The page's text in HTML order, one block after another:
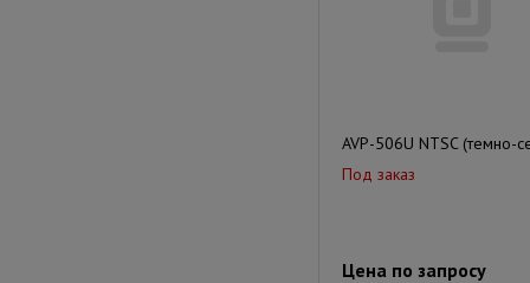
AVP-506U NTSC (темно-
Под заказ
Цена по запросу